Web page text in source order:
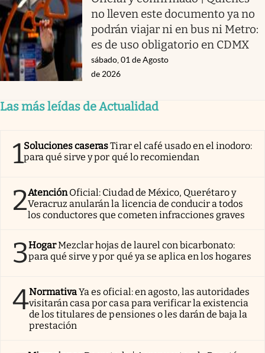
no lleven este documento ya no
podrán viajar ni en bus ni Metro:
es de uso obligatorio en CDMX
sábado, 01 de Agosto
de 2026
Las más leídas de Actualidad
1Soluciones caserasTirar el café usado en el inodoro:
para qué sirve y por qué lo recomiendan
2AtenciónOficial: Ciudad de México, Querétaro y
Veracruz anularán la licencia de conducir a todos
los conductores que cometen infracciones graves
3HogarMezclar hojas de laurel con bicarbonato:
para qué sirve y por qué ya se aplica en los hogares
4NormativaYa es oficial: en agosto, las autoridades
visitarán casa por casa para verificar la existencia
de los titulares de pensiones o les darán de baja la
prestación